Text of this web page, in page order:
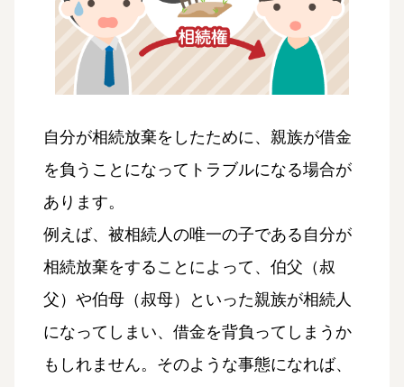
自分が相続放棄をしたために、親族が借金
を負うことになってトラブルになる場合が
あります。
例えば、被相続人の唯一の子である自分が
相続放棄をすることによって、伯父（叔
父）や伯母（叔母）といった親族が相続人
になってしまい、借金を背負ってしまうか
もしれません。そのような事態になれば、